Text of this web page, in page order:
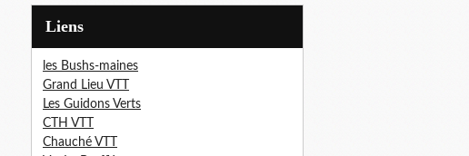
Liens
les Bushs-maines
Grand Lieu VTT
Les Guidons Verts
CTH VTT
Chauché VTT